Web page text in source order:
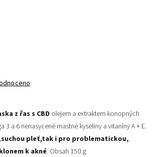
z řas s CBD olejem a extraktem konopných
3 a 6 nenasycené mastné kyseliny a vitaníny A + E.
pleť,tak i pro problematickou,
k akné. Obsah 150 g